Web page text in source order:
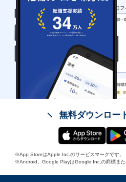
無料ダウンロー
※App StoreはApple Inc.のサービスマークです。
※Android、Google PlayはGoogle Inc.の商標また